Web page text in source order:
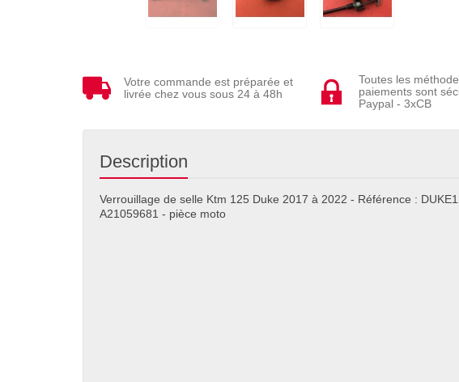
Votre commande est préparée et
livrée chez vous sous 24 à 48h
Toutes les
paiements sont
Paypal - 3xCB
Description
Verrouillage de selle Ktm 125 Duke 2017 à 2022 - Référence :
A21059681 - pièce moto